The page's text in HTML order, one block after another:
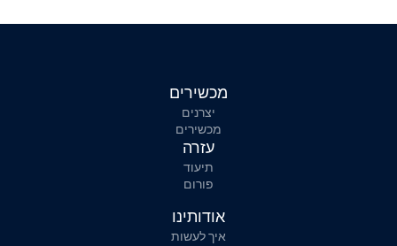
מכשירים
יצרנים
מכשירים
עזרה
תיעוד
פורום
אודותינו
איך לעשות